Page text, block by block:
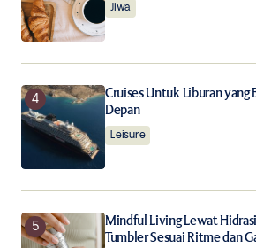
Jiwa
Cruises Untuk Liburan yang
Depan
Leisure
Mindful Living Lewat
Tumbler Sesuai Ritme dan